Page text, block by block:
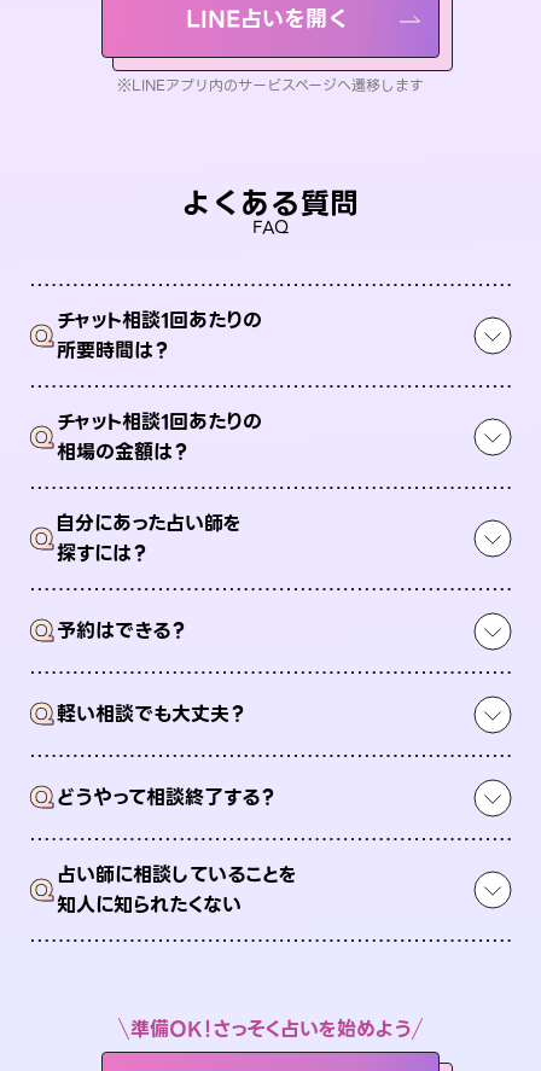
LINE占いを開く
※LINEアプリ内のサービスページへ遷移します
よくある質問
FAQ
Qチャット相談1回あたりの
所要時間は？
Qチャット相談1回あたりの
相場の金額は？
Q自分にあった占い師を
探すには？
Q予約はできる？
Q軽い相談でも大丈夫？
Qどうやって相談終了する？
Q占い師に相談していることを
知人に知られたくない
準備OK！さっそく占いを始めよう